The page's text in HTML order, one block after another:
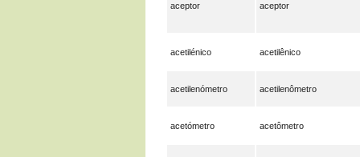
aceptor aceptor
acetilénico acetilênico
acetilenómetro acetilenômetro
acetómetro acetômetro